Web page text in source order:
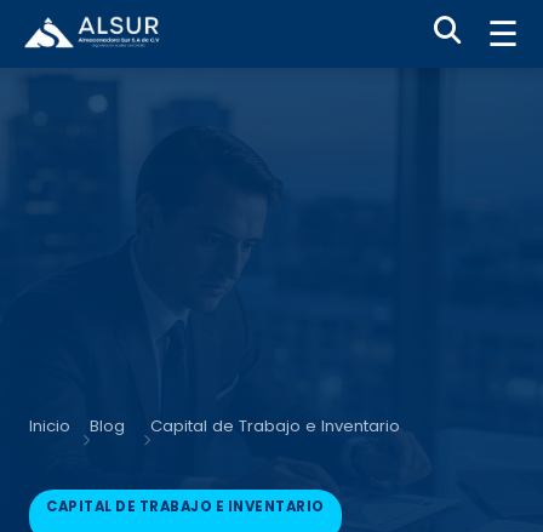
☰
Inicio Blog Capital de Trabajo e Inventario
CAPITAL DE TRABAJO E INVENTARIO